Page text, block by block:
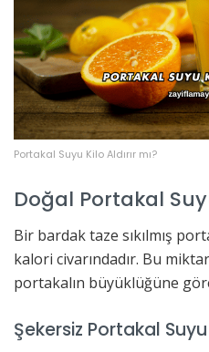
Portakal Suyu Kilo Aldırır mı?
Doğal Portakal
Bir bardak taze sıkılmış
kalori civarındadır. Bu
portakalın büyüklüğüne
Şekersiz Portakal